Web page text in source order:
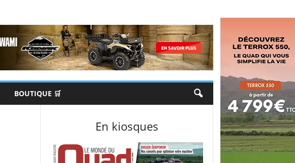
BOUTIQUE 🛒
En kiosques